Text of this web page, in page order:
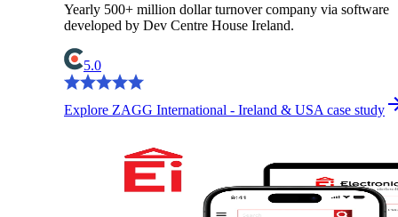
Yearly 500+ million dollar turnover company via software
developed by Dev Centre House Ireland.
5.0
Explore ZAGG International - Ireland & USA case study